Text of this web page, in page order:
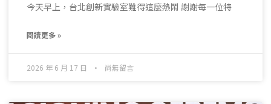
今天早上，台北創新實驗室難得這麼熱鬧 謝謝每一位特
閱讀更多 »
2026 年 6 月 17 日 尚無留言